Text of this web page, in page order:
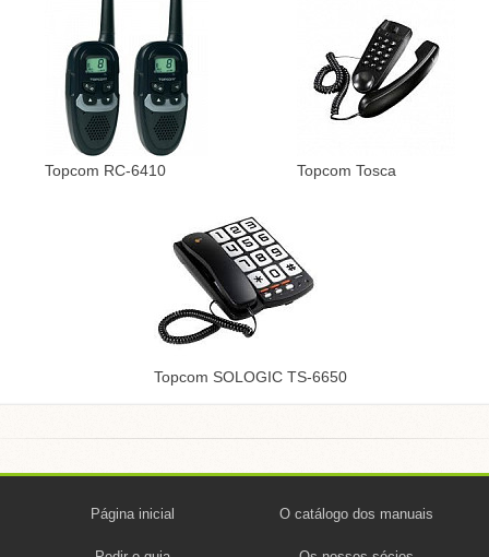
Topcom RC-6410 Topcom Tosca
Topcom SOLOGIC TS-6650
Página inicial O catálogo dos manuais